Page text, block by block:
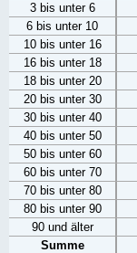
3 bis unter 6
6 bis unter 10
10 bis unter 16
16 bis unter 18
18 bis unter 20
20 bis unter 30
30 bis unter 40
40 bis unter 50
50 bis unter 60
60 bis unter 70
70 bis unter 80
80 bis unter 90
90 und älter
Summe